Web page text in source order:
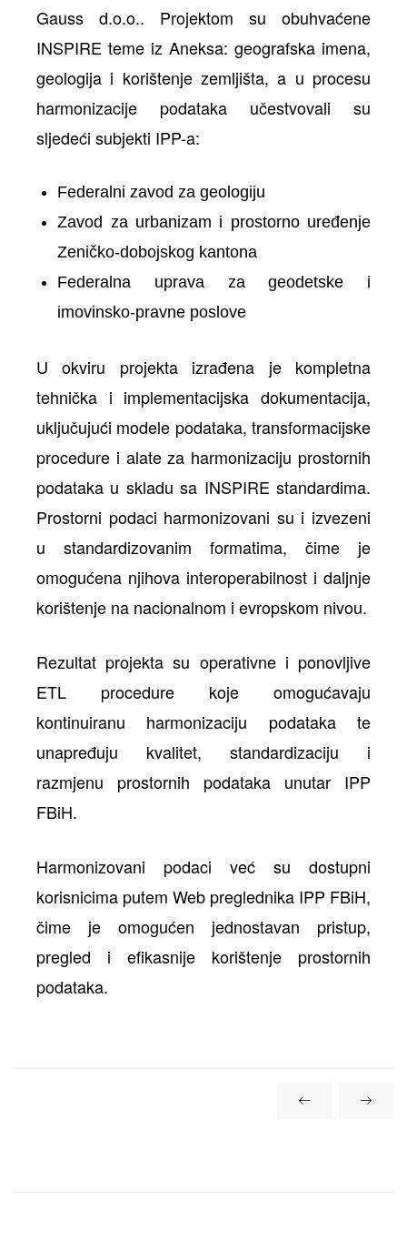
Gauss d.o.o.. Projektom su obuhvaćene
INSPIRE teme iz Aneksa: geografska imena,
geologija i korištenje zemljišta, a u procesu
harmonizacije podataka učestvovali su
sljedeći subjekti IPP-a:
Federalni zavod za geologiju
Zavod za urbanizam i prostorno uređenje
Zeničko-dobojskog kantona
Federalna uprava za geodetske i
imovinsko-pravne poslove
U okviru projekta izrađena je kompletna
tehnička i implementacijska dokumentacija,
uključujući modele podataka, transformacijske
procedure i alate za harmonizaciju prostornih
podataka u skladu sa INSPIRE standardima.
Prostorni podaci harmonizovani su i izvezeni
u standardizovanim formatima, čime je
omogućena njihova interoperabilnost i daljnje
korištenje na nacionalnom i evropskom nivou.
Rezultat projekta su operativne i ponovljive
ETL procedure koje omogućavaju
kontinuiranu harmonizaciju podataka te
unapređuju kvalitet, standardizaciju i
razmjenu prostornih podataka unutar IPP
FBiH.
Harmonizovani podaci već su dostupni
korisnicima putem Web preglednika IPP FBiH,
čime je omogućen jednostavan pristup,
pregled i efikasnije korištenje prostornih
podataka.